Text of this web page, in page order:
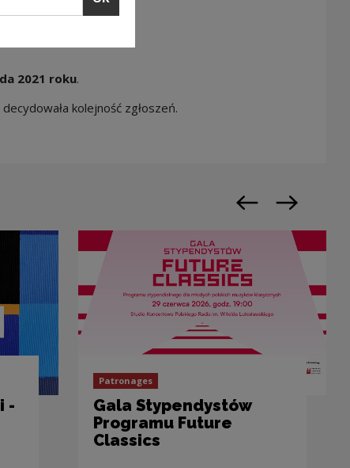
2021 roku.
kolejność zgłoszeń.
-
Patronages
Gala Stypendystów
Programu Future
Classics
Previous slide
Next slide